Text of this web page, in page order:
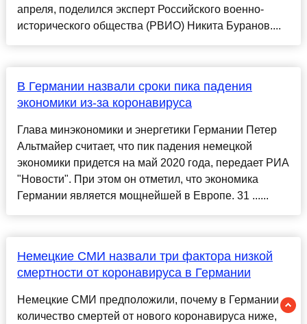
апреля, поделился эксперт Российского военно-
исторического общества (РВИО) Никита Буранов....
В Германии назвали сроки пика падения
экономики из-за коронавируса
Глава минэкономики и энергетики Германии Петер
Альтмайер считает, что пик падения немецкой
экономики придется на май 2020 года, передает РИА
"Новости". При этом он отметил, что экономика
Германии является мощнейшей в Европе. 31 ......
Немецкие СМИ назвали три фактора низкой
смертности от коронавируса в Германии
Немецкие СМИ предположили, почему в Германии
количество смертей от нового коронавируса ниже,